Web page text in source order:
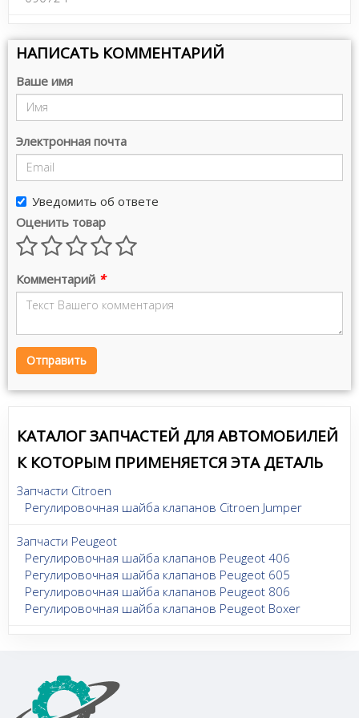
НАПИСАТЬ КОММЕНТАРИЙ
Ваше имя
Электронная почта
Уведомить об ответе
Оценить товар
Комментарий *
Отправить
КАТАЛОГ ЗАПЧАСТЕЙ ДЛЯ АВТОМОБИЛЕЙ
К КОТОРЫМ ПРИМЕНЯЕТСЯ ЭТА ДЕТАЛЬ
Запчасти Citroen
Регулировочная шайба клапанов Citroen Jumper
Запчасти Peugeot
Регулировочная шайба клапанов Peugeot 406
Регулировочная шайба клапанов Peugeot 605
Регулировочная шайба клапанов Peugeot 806
Регулировочная шайба клапанов Peugeot Boxer